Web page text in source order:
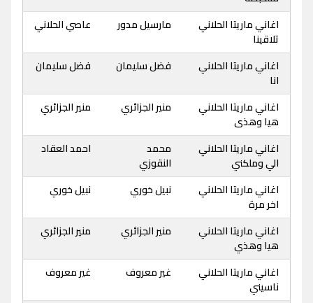
اغاني ماريتا الحلاني
تلاقينا
مارسيل مدور عاصي الحلاني
اغاني ماريتا الحلاني
انا
فضل سليمان فضل سليمان
اغاني ماريتا الحلاني
هيا وهذى
منير الجزائري منير الجزائري
اغاني ماريتا الحلاني
الي وملكني
محمد
النقوزي
احمد العقاد
اغاني ماريتا الحلاني
اخر مرة
نبيل خوري نبيل خوري
اغاني ماريتا الحلاني
هيا وهذي
منير الجزائري منير الجزائري
اغاني ماريتا الحلاني
ناسيني
غير معروف غير معروف